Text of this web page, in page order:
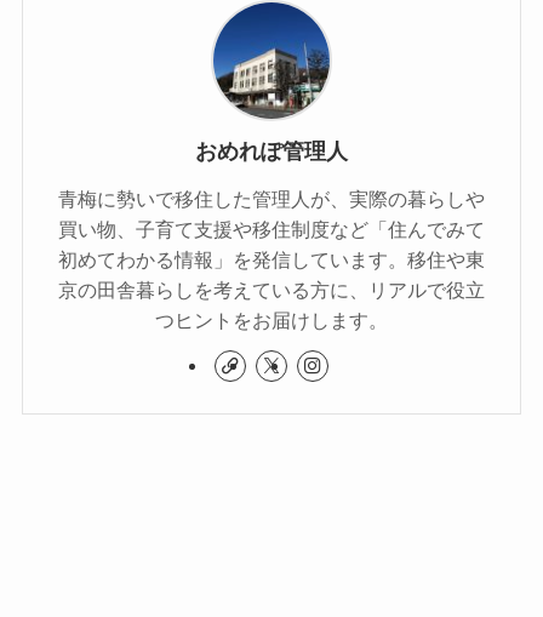
おめれぽ管理人
青梅に勢いで移住した管理人が、実際の暮らしや
買い物、子育て支援や移住制度など「住んでみて
初めてわかる情報」を発信しています。移住や東
京の田舎暮らしを考えている方に、リアルで役立
つヒントをお届けします。